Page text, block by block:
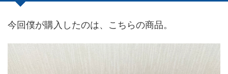
今回僕が購入したのは、こちらの商品。